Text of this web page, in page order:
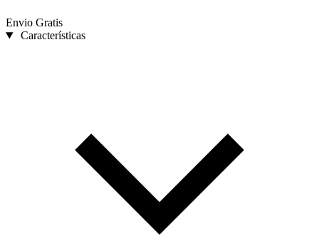
Envio Gratis
Características